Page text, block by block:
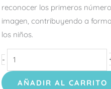
reconocer los primeros
imagen, contribuyendo a
los niños.
-
AÑADIR AL CARRITO